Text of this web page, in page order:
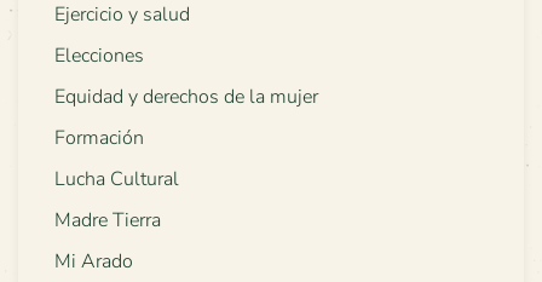
Ejercicio y salud
Elecciones
Equidad y derechos de la mujer
Formación
Lucha Cultural
Madre Tierra
Mi Arado